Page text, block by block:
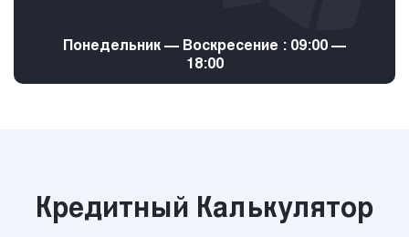
Понедельник — Воскресение : 09:00 —
18:00
Кредитный Калькулятор